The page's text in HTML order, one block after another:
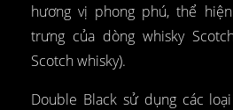
hương vị phong phú, thể
trưng của dòng whisky
Scotch whisky).
Double Black sử dụng các